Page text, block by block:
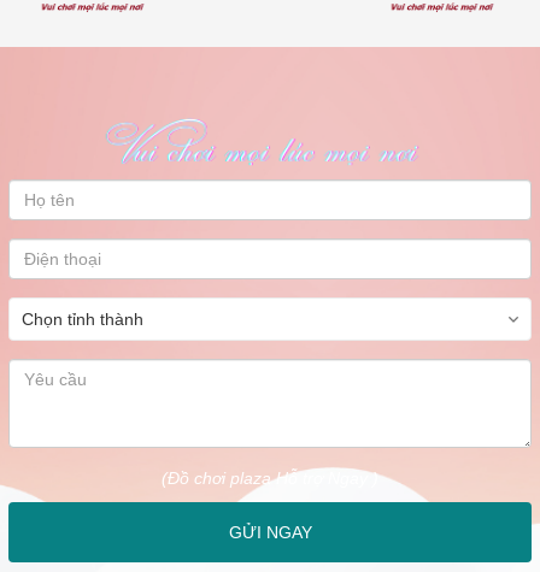
#CầuThangBểBơiCaoCấp #BểBơiGiaĐình
#CầuThangBểBơiNhậpKhẩu #InoxChốngGỉ #BểBơiKháchSạn
#CầuThangBểBơiCaoCấp
#Dochoiplaza
#CầuThangBểBơiNhậpKhẩu
#BểBơiGiaĐình
#CầuThangBểBơiKháchSạn
#ChốngGỉAnToàn
#ThiếtBịBểBơiChấtLượng
#CầuThangInoxBềnĐẹp
#GiáCầuThangBểBơi
#MuaCầuThangBểBơiInox
#CầuThangBểBơiHiệnĐại
(Đồ chơi plaza Hỗ trợ Ngay )
GỬI NGAY